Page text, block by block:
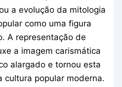
a evolução da mitologia
como uma figura
A representação de
a imagem carismática
alargado e tornou esta
cultura popular moderna.